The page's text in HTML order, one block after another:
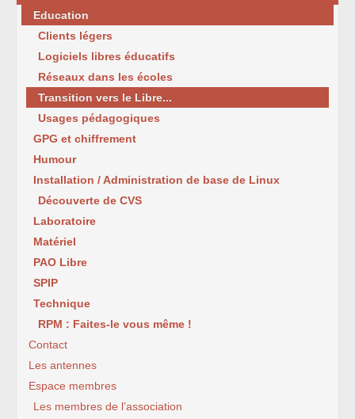
Education
Clients légers
Logiciels libres éducatifs
Réseaux dans les écoles
Transition vers le Libre...
Usages pédagogiques
GPG et chiffrement
Humour
Installation / Administration de base de Linux
Découverte de CVS
Laboratoire
Matériel
PAO Libre
SPIP
Technique
RPM : Faites-le vous même !
Contact
Les antennes
Espace membres
Les membres de l’association